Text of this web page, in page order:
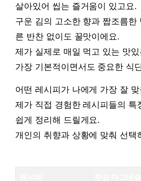
살아있어 씹는 즐거움이 있고요.
구운 김의 고소한 향과 짭조름한
른 반찬 없이도 꿀맛이에요.
제가 실제로 매일 먹고 있는 맛
가장 기본적이면서도 중요한 식
어떤 레시피가 나에게 가장 잘
제가 직접 경험한 레시피들의 특
쉽게 정리해 드릴게요.
개인의 취향과 상황에 맞춰 선택